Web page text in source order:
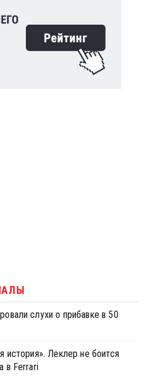
слухи о прибавке в 50
история». Леклер не боится
в Ferrari